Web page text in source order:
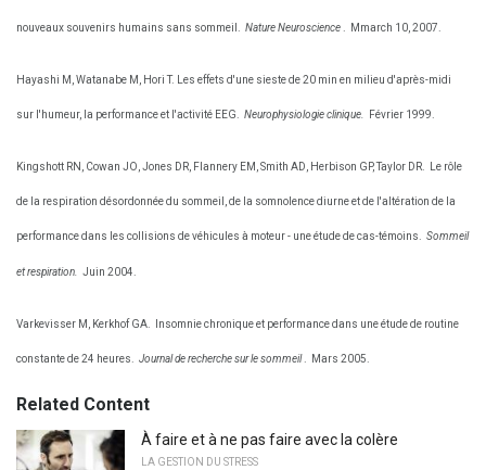
nouveaux souvenirs humains sans sommeil. Nature Neuroscience Mmarch 10, 2007.
Hayashi M, Watanabe M, Hori T. Les effets d'une sieste de 20 min en milieu d'après-midi
sur l'humeur, la performance et l'activité EEG. Neurophysiologie clinique. Février 1999.
Kingshott RN, Cowan JO, Jones DR, Flannery EM, Smith AD, Herbison GP, ​​Taylor DR. Le rôle
de la respiration désordonnée du sommeil, de la somnolence diurne et de l'altération de la
performance dans les collisions de véhicules à moteur - une étude de cas-témoins. Sommeil
et respiration. Juin 2004.
Varkevisser M, Kerkhof GA. Insomnie chronique et performance dans une étude de routine
constante de 24 heures. Journal de recherche sur le sommeil. Mars 2005.
Related Content
À faire et à ne pas faire avec la colère
LA GESTION DU STRESS